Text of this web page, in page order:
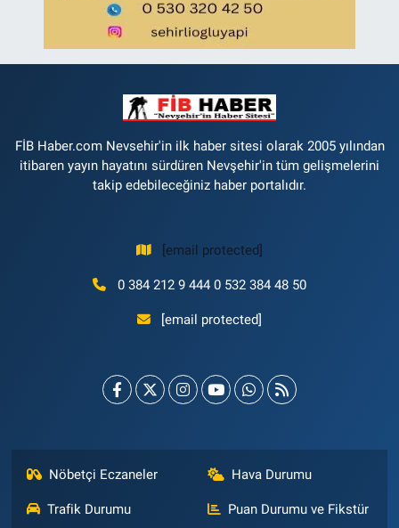
FİB Haber.com Nevsehir'in ilk haber sitesi olarak 2005 yılından
itibaren yayın hayatını sürdüren Nevşehir'in tüm gelişmelerini
takip edebileceğiniz haber portalıdır.
[email protected]
0 384 212 9 444 0 532 384 48 50
[email protected]
Nöbetçi Eczaneler Hava Durumu
Trafik Durumu Puan Durumu ve Fikstür